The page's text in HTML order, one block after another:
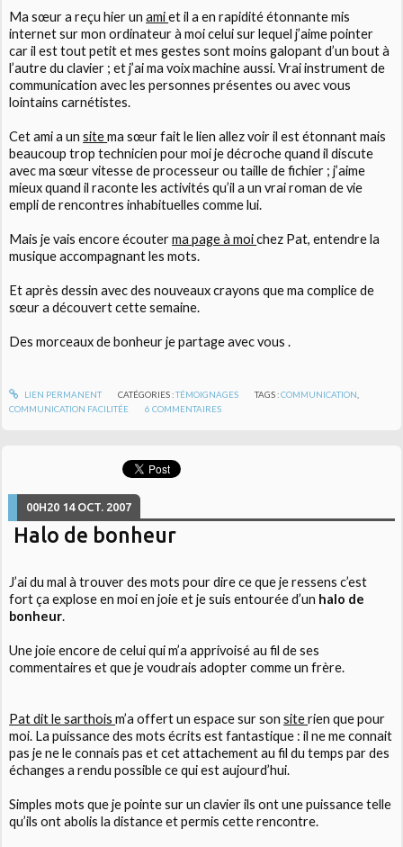
Ma sœur a reçu hier unamiet il a en rapidité étonnante mis
internet sur mon ordinateur à moi celui sur lequel j’aime pointer
car il est tout petit et mes gestes sont moins galopant d’un bout à
l’autre du clavier ; et j’ai ma voix machine aussi. Vrai instrument de
communication avec les personnes présentes ou avec vous
lointains carnétistes.
Cet ami a unsitema sœur fait le lien allez voir il est étonnant mais
beaucoup trop technicien pour moi je décroche quand il discute
avec ma sœur vitesse de processeur ou taille de fichier ; j’aime
mieux quand il raconte les activités qu’il a un vrai roman de vie
empli de rencontres inhabituelles comme lui.
Mais je vais encore écouterma page à moichez Pat, entendre la
musique accompagnant les mots.
Et après dessin avec des nouveaux crayons que ma complice de
sœur a découvert cette semaine.
Des morceaux de bonheur je partage avec vous .
LIEN PERMANENT CATÉGORIES :TÉMOIGNAGES TAGS :COMMUNICATION
COMMUNICATION FACILITÉE
6 COMMENTAIRES
00H20 14 OCT. 2007
Halo de bonheur
J’ai du mal à trouver des mots pour dire ce que je ressens c’est
fort ça explose en moi en joie et je suis entourée d’un halo de
bonheur.
Une joie encore de celui qui m’a apprivoisé au fil de ses
commentaires et que je voudrais adopter comme un frère.
Pat dit le sarthoism’a offert un espace sur sonsiterien que pour
moi. La puissance des mots écrits est fantastique : il ne me connait
pas je ne le connais pas et cet attachement au fil du temps par des
échanges a rendu possible ce qui est aujourd’hui.
Simples mots que je pointe sur un clavier ils ont une puissance telle
qu’ils ont abolis la distance et permis cette rencontre.